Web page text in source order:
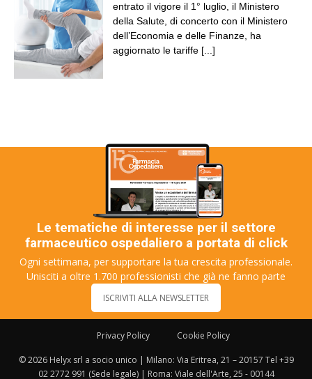
entrato il vigore il 1° luglio, il Ministero
della Salute, di concerto con il Ministero
dell’Economia e delle Finanze, ha
aggiornato le tariffe [...]
Le tematiche di interesse per il settore
farmaceutico ospedaliero a portata di click
Ogni settimana, per supportare la tua crescita professionale.
Unisciti a oltre 1.700 professionisti che già ne fanno parte
ISCRIVITI ALLA NEWSLETTER
Privacy Policy Cookie Policy
© 2026 Helyx srl a socio unico | Milano: Via Eritrea, 21 – 20157 Tel +39
02 2772 991 (Sede legale) | Roma: Viale dell'Arte, 25 - 00144